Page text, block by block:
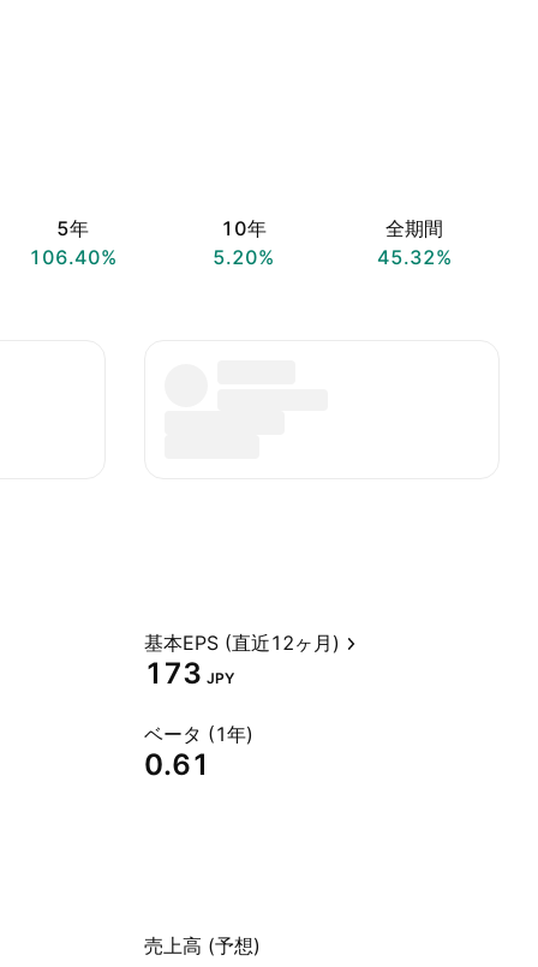
5年
106.40%
10年
5.20%
全期間
45.32%
基本EPS (直近12ヶ月)
173 JPY
ベータ (1年)
0.61
売上高 (予想)